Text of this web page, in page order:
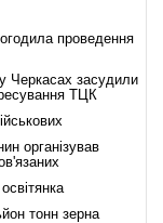
проведення
Черкасах засудили
ТЦК
організував
тонн зерна